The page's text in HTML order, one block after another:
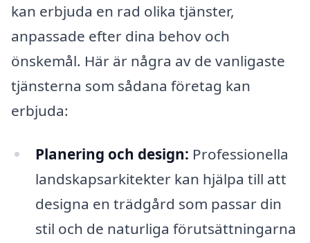
kan erbjuda en rad olika tjänster,
anpassade efter dina behov och
önskemål. Här är några av de vanligaste
tjänsterna som sådana företag kan
erbjuda:
Planering och design: Professionella
landskapsarkitekter kan hjälpa till att
designa en trädgård som passar din
stil och de naturliga förutsättningarna